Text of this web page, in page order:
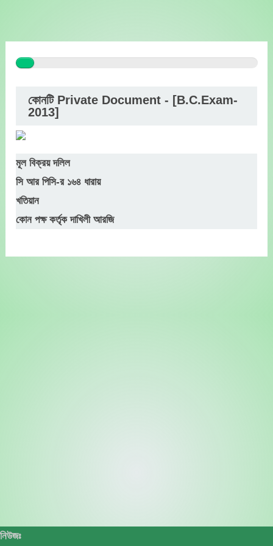
কোনটি Private Document - [B.C.Exam-
2013]
মূল বিক্রয় দলিল
সি আর পিসি-র ১৬৪ ধারায়
খতিয়ান
কোন পক্ষ কর্তৃক দাখিলী আরজি
নিউজঃ